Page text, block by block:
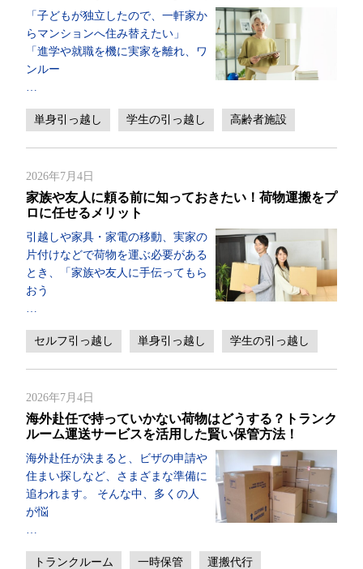
「子どもが独立したので、一軒家か
らマンションへ住み替えたい」
「進学や就職を機に実家を離れ、ワ
ンルー
単身引っ越し 学生の引っ越し 高齢者施設
2026年7月4日
家族や友人に頼る前に知っておきたい！荷物運搬をプ
ロに任せるメリット
引越しや家具・家電の移動、実家の
片付けなどで荷物を運ぶ必要がある
とき、「家族や友人に手伝ってもら
おう
セルフ引っ越し 単身引っ越し 学生の引っ越し
2026年7月4日
海外赴任で持っていかない荷物はどうする？トランク
ルーム運送サービスを活用した賢い保管方法！
海外赴任が決まると、ビザの申請や
住まい探しなど、さまざまな準備に
追われます。 そんな中、多くの人
が悩
トランクルーム 一時保管 運搬代行